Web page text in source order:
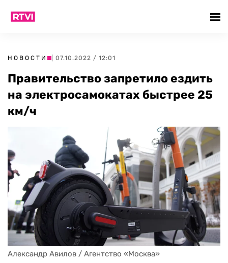
НОВОСТИ | 07.10.2022 / 12:01
Правительство запретило ездить
на электросамокатах быстрее 25
км/ч
Александр Авилов / Агентство «Москва»